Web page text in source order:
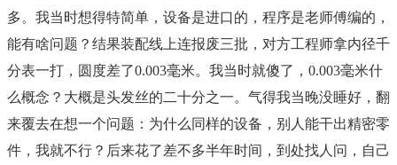
多。我当时想得特简单，设备是进口的，程序是老师傅编的，
能有啥问题？结果装配线上连报废三批，对方工程师拿内径千
分表一打，圆度差了0.003毫米。我当时就傻了，0.003毫米什
么概念？大概是头发丝的二十分之一。气得我当晚没睡好，翻
来覆去在想一个问题：为什么同样的设备，别人能干出精密零
件，我就不行？后来花了差不多半年时间，到处找人问，自己